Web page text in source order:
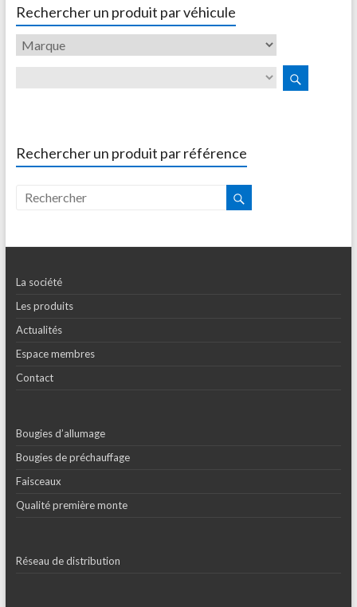
Rechercher un produit par véhicule
Rechercher un produit par référence
La société
Les produits
Actualités
Espace membres
Contact
Bougies d’allumage
Bougies de préchauffage
Faisceaux
Qualité première monte
Réseau de distribution